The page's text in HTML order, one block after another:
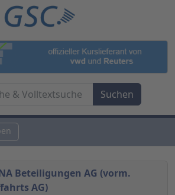
Beteiligungen AG (vorm.
AG)